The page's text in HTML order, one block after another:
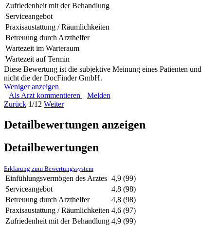
Zufriedenheit mit der Behandlung
Serviceangebot
Praxisaustattung / Räumlichkeiten
Betreuung durch Arzthelfer
Wartezeit im Warteraum
Wartezeit auf Termin
Diese Bewertung ist die subjektive Meinung eines Patienten und
nicht die der DocFinder GmbH.
Weniger anzeigen
Als Arzt kommentieren
Melden
Zurück 1/12 Weiter
Detailbewertungen anzeigen
Detailbewertungen
Erklärung zum Bewertungssystem
Einfühlungsvermögen des Arztes 4,9 (99)
Serviceangebot
4,8 (98)
Betreuung durch Arzthelfer
4,8 (98)
Praxisaustattung / Räumlichkeiten 4,6 (97)
Zufriedenheit mit der Behandlung 4,9 (99)